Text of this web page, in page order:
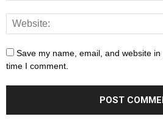
Save my name, email, and website
time I comment.